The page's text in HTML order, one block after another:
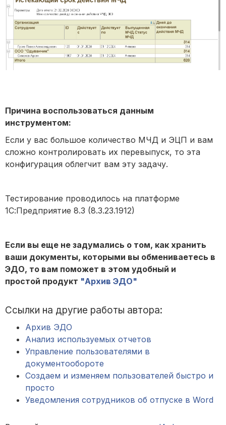
Причина воспользоваться данным
инструментом:
Если у вас большое количество МЧД и ЭЦП и вам
сложно контролировать их перевыпуск, то эта
конфигурация облегчит вам эту задачу.
Тестирование проводилось на платформе
1С:Предприятие 8.3 (8.3.23.1912)
Если вы еще не задумались о том, как хранить
ваши документы, которыми вы обмениваетесь в
ЭДО, то вам поможет в этом удобный и
простой продукт "Архив ЭДО"
Ссылки на другие работы автора:
Архив ЭДО
Анализ используемых отчетов
Управление пользователями в
документообороте
Создаем и изменяем пользователей быстро и
просто
Уведомления сотрудников об отпуске в Word